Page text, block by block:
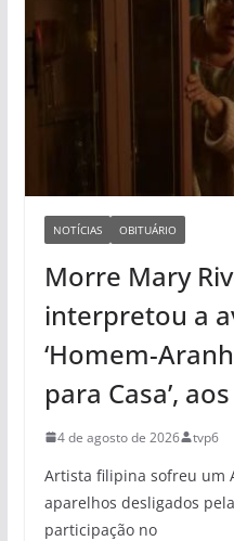
NOTÍCIAS OBITUÁRIO
Morre Mary
interpretou a
‘Homem-
para Casa’,
4 de agosto de 2026 tvp6
Artista filipina sofreu um
aparelhos desligados
participação no